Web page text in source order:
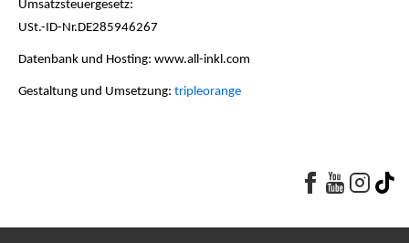
Umsatzsteuergesetz:
USt.-ID-Nr.DE285946267
Datenbank und Hosting: www.all-inkl.com
Gestaltung und Umsetzung: tripleorange